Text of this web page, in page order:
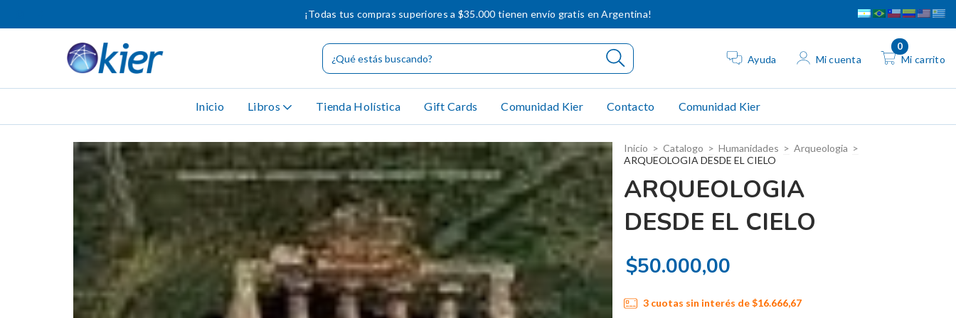
¡Todas tus compras superiores a $35.000 tienen envío gratis en Argentina!
Ayuda Mi cuenta Mi carrito
0
Inicio Libros Tienda Holística Gift Cards Comunidad Kier Contacto Comunidad Kier
Inicio > Catalogo > Humanidades > Arqueologia >
ARQUEOLOGIA DESDE EL CIELO
ARQUEOLOGIA
DESDE EL CIELO
$50.000,00
3 cuotas sin interés de$16.666,67